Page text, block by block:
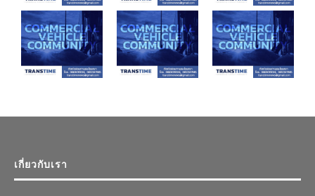
เกี่ยวกับเรา